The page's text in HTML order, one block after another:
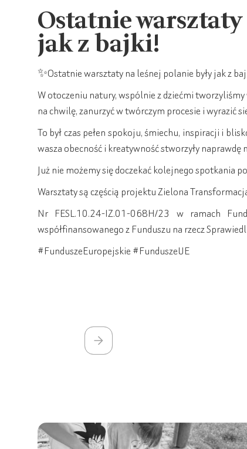
Ostatnie
jak z bajki!
✨Ostatnie warsztaty na leśnej polanie były jak z
W otoczeniu natury, wspólnie z dziećmi
na chwilę, zanurzyć w twórczym procesie i wyrazić
To był czas pełen spokoju, śmiechu, inspiracji i
wasza obecność i kreatywność stworzyły
Już nie możemy się doczekać kolejnego spotkania
Warsztaty są częścią projektu Zielona
Nr FESL.10.24-IZ.01-068H/23 w ramach
współfinansowanego z Funduszu na rzecz
#FunduszeEuropejskie #FunduszeUE